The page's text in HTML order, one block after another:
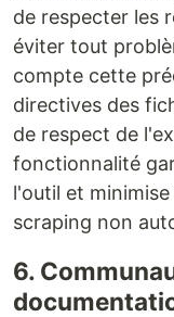
de respecter les
éviter tout
compte cette
directives des
de respect de
fonctionnalité
l'outil et
scraping non
6.